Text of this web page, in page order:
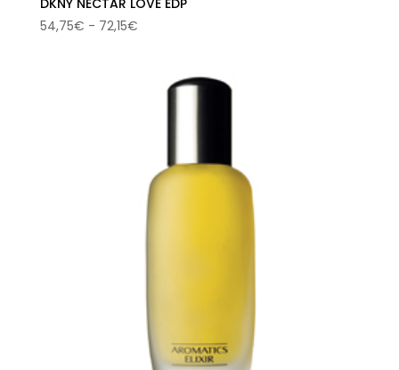
54,75€ - 72,15€Rango
desde